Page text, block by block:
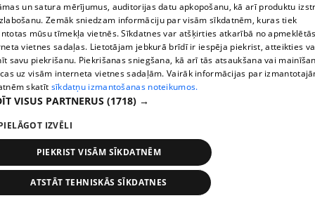
pirms 2 mēnešiem, 3 nedēļām
Samta dinastija
53. epizode
un satura mērījumus, auditorijas datu apkopošanu, kā arī produktu
Zemāk sniedzam informāciju par visām sīkdatnēm, kuras tiek
mūsu tīmekļa vietnēs. Sīkdatnes var atšķirties atkarībā no
vietnes sadaļas. Lietotājam jebkurā brīdī ir iespēja piekrist, atteikties
savu piekrišanu. Piekrišanas sniegšana, kā arī tās atsaukšana vai
uz visām interneta vietnes sadaļām. Vairāk informācijas par
skatīt sīkdatņu izmantošanas noteikumos.
VISUS PARTNERUS (1718) →
IZVĒLI
PIEKRIST VISĀM SĪKDATNĒM
ATSTĀT TEHNISKĀS SĪKDATNES